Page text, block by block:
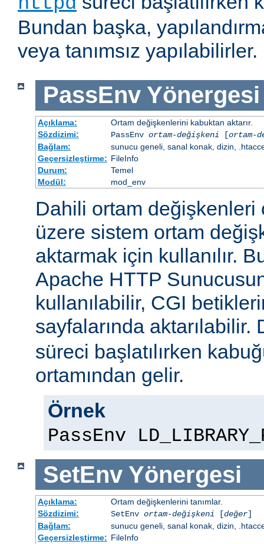
Bundan başka,
veya tanımsız yapılabilirler.
PassEnv Yönergesi
Açıklama:
Ortam değişkenlerini kabuktan aktarır.
Sözdizimi:
PassEnv ortam-değişkeni [ortam-
Bağlam:
sunucu geneli, sanal konak, dizin,
Geçersizleştirme: FileInfo
Durum:
Temel
Modül:
mod_env
Dahili ortam değişkenleri
üzere sistem ortam
aktarmak için kullanılır.
Apache HTTP
kullanılabilir, CGI
sayfalarında
süreci başlatılırken
ortamından gelir.
Örnek
PassEnv
SetEnv Yönergesi
Açıklama:
Ortam değişkenlerini tanımlar.
Sözdizimi:
SetEnv ortam-değişkeni [değer]
Bağlam:
sunucu geneli, sanal konak, dizin,
Geçersizleştirme: FileInfo